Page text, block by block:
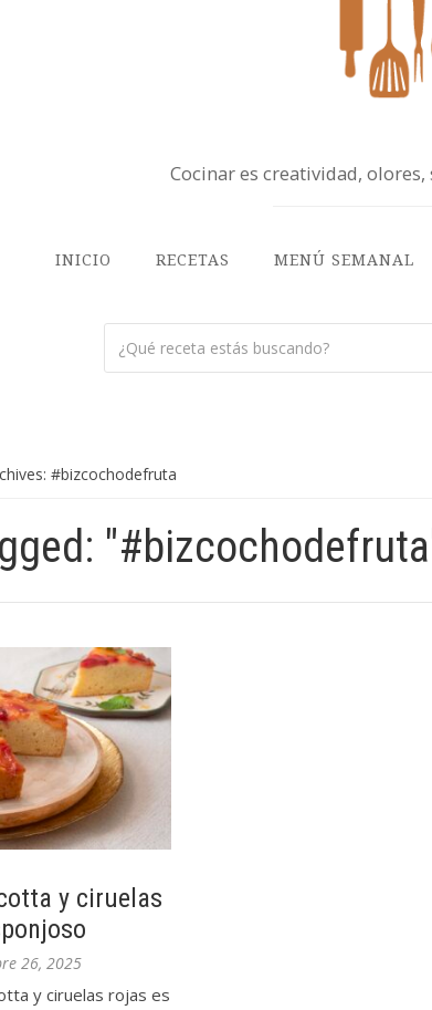
Cocinar es creatividad,
INICIO RECETAS MENÚ SEMANAL
#bizcochodefruta
y ciruelas
26, 2025
y ciruelas rojas es